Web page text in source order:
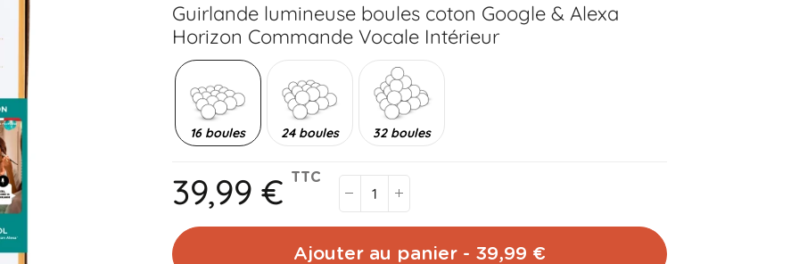
Guirlande lumineuse boules coton Google & Alexa
Horizon Commande Vocale Intérieur
16 boules 24 boules 32 boules
39,99 € TTC
Ajouter au panier - 39,99 €